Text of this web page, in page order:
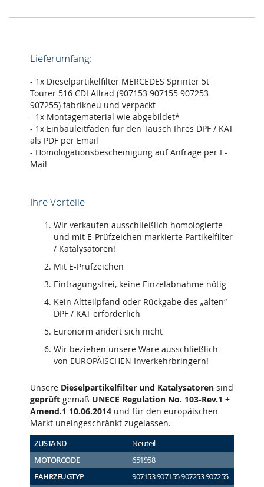
907253Lieferumfang:
- 1x Dieselpartikelfilter MERCEDES Sprinter 5t
Tourer 516 CDI Allrad (907153 907155 907253
907255) fabrikneu und verpackt
- 1x Montagematerial wie abgebildet*
- 1x Einbauleitfaden für den Tausch Ihres DPF / KAT
als PDF per Email
- Homologationsbescheinigung auf Anfrage per E-
Mail
Ihre Vorteile
Wir verkaufen ausschließlich homologierte
und mit E-Prüfzeichen markierte Partikelfilter
/ Katalysatoren!
Mit E-Prüfzeichen
Eintragungsfrei, keine Einzelabnahme nötig
Kein Altteilpfand oder Rückgabe des „alten“
DPF / KAT erforderlich
Euronorm ändert sich nicht
Wir beziehen unsere Ware ausschließlich
von EUROPÄISCHEN Inverkehrbringern!
Unsere Dieselpartikelfilter und Katalysatoren sind
geprüft gemäß UNECE Regulation No. 103-Rev.1 +
Amend.1 10.06.2014 und für den europäischen
Markt uneingeschränkt zugelassen.
ZUSTAND
Neuteil
MOTORCODE
651958
FAHRZEUGTYP
907153 907155 907253 907255